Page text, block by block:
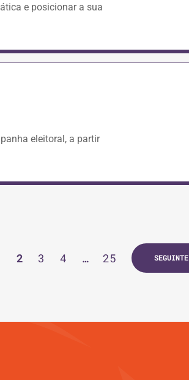
e posicionar a sua
eleitoral, a partir
2 3 4 … 25 SEGUINTE